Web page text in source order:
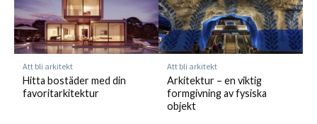
Att bli arkitekt
Hitta bostäder med din
favoritarkitektur
Att bli arkitekt
Arkitektur – en viktig
formgivning av fysiska
objekt